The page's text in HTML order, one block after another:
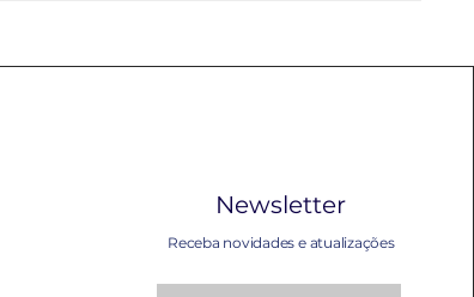
Newsletter
Receba novidades e atualizações